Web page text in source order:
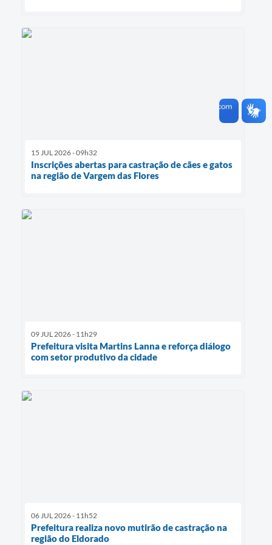
15 JUL 2026 - 09h32
Inscrições abertas para castração de cães e gatos
na região de Vargem das Flores
09 JUL 2026 - 11h29
Prefeitura visita Martins Lanna e reforça diálogo
com setor produtivo da cidade
06 JUL 2026 - 11h52
Prefeitura realiza novo mutirão de castração na
região do Eldorado